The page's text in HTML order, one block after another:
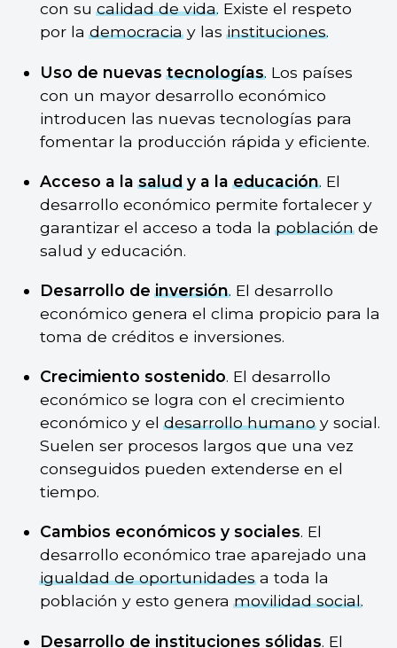
con sucalidad de vida. Existe el respeto
por lademocraciay lasinstituciones.
Uso de nuevastecnologías. Los países
con un mayor desarrollo económico
introducen las nuevas tecnologías para
fomentar la producción rápida y eficiente.
Acceso a lasaludy a laeducación. El
desarrollo económico permite fortalecer y
garantizar el acceso a toda lapoblaciónde
salud y educación.
Desarrollo deinversión. El desarrollo
económico genera el clima propicio para la
toma de créditos e inversiones.
Crecimiento sostenido. El desarrollo
económico se logra con el crecimiento
económico y eldesarrollo humanoy social.
Suelen ser procesos largos que una vez
conseguidos pueden extenderse en el
tiempo.
Cambios económicos y sociales. El
desarrollo económico trae aparejado una
igualdad de oportunidadesa toda la
población y esto generamovilidad social.
Desarrollo de instituciones sólidas. El